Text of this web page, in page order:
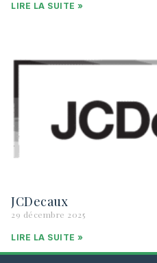
LIRE LA SUITE »
JCDecaux
29 décembre 2025
LIRE LA SUITE »